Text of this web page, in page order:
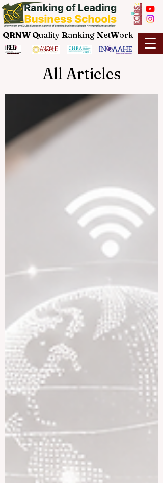
QRNW Quality Ranking NetWork
All Articles